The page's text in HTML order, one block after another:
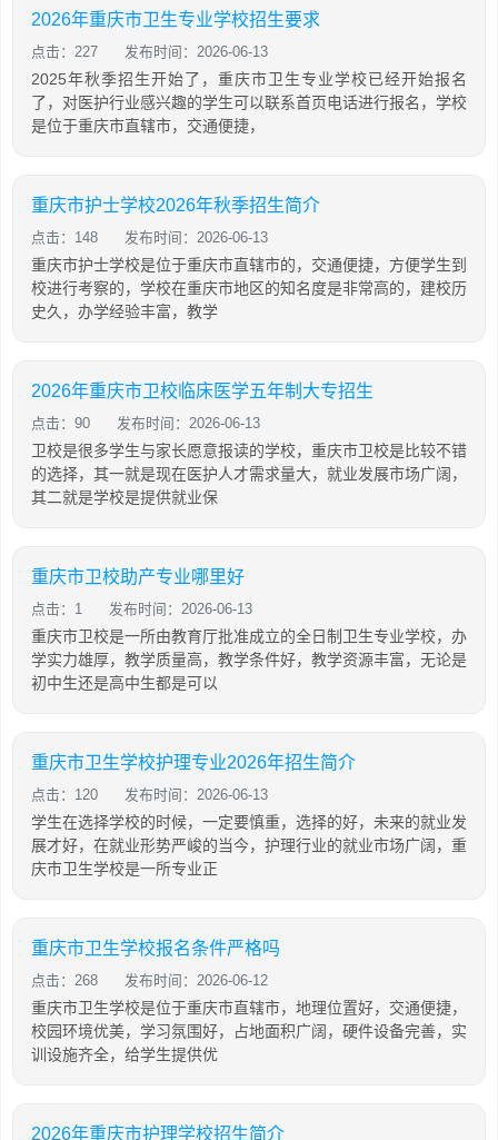
2026年重庆市卫生专业学校招生要求
点击：227 发布时间：2026-06-13
2025年秋季招生开始了，重庆市卫生专业学校已经开始报名
了，对医护行业感兴趣的学生可以联系首页电话进行报名，学校
是位于重庆市直辖市，交通便捷，
重庆市护士学校2026年秋季招生简介
点击：148 发布时间：2026-06-13
重庆市护士学校是位于重庆市直辖市的，交通便捷，方便学生到
校进行考察的，学校在重庆市地区的知名度是非常高的，建校历
史久，办学经验丰富，教学
2026年重庆市卫校临床医学五年制大专招生
点击：90 发布时间：2026-06-13
卫校是很多学生与家长愿意报读的学校，重庆市卫校是比较不错
的选择，其一就是现在医护人才需求量大，就业发展市场广阔，
其二就是学校是提供就业保
重庆市卫校助产专业哪里好
点击：1 发布时间：2026-06-13
重庆市卫校是一所由教育厅批准成立的全日制卫生专业学校，办
学实力雄厚，教学质量高，教学条件好，教学资源丰富，无论是
初中生还是高中生都是可以
重庆市卫生学校护理专业2026年招生简介
点击：120 发布时间：2026-06-13
学生在选择学校的时候，一定要慎重，选择的好，未来的就业发
展才好，在就业形势严峻的当今，护理行业的就业市场广阔，重
庆市卫生学校是一所专业正
重庆市卫生学校报名条件严格吗
点击：268 发布时间：2026-06-12
重庆市卫生学校是位于重庆市直辖市，地理位置好，交通便捷，
校园环境优美，学习氛围好，占地面积广阔，硬件设备完善，实
训设施齐全，给学生提供优
2026年重庆市护理学校招生简介